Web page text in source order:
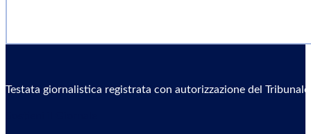
Testata giornalistica registrata con autorizzazione del